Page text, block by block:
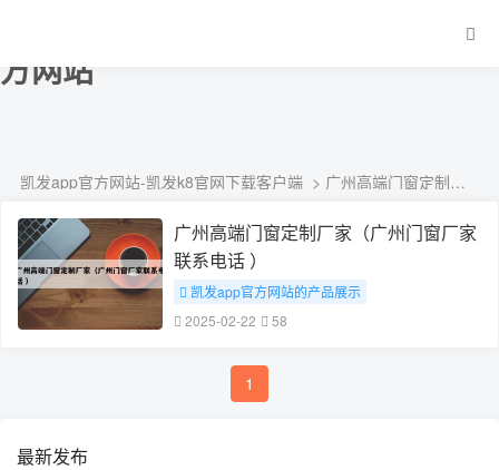
广州高端门窗定制厂家-凯发app官
方网站
凯发app官方网站-凯发k8官网下载客户端 > 广州高端门窗定制厂家
广州高端门窗定制厂家（广州门窗厂家
联系电话 ）
凯发app官方网站的产品展示
# 广州高端门窗定制厂家
2025-02-22 58
1
最新发布